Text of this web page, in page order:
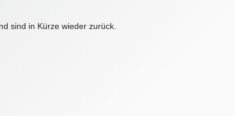
sind in Kürze wieder zurück.